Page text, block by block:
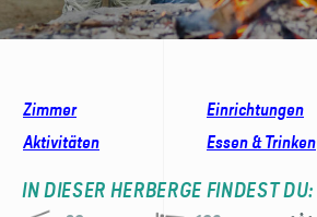
Zimmer
Einrichtungen
Aktivitäten
Essen & Trinken
IN DIESER HERBERGE FINDEST DU: